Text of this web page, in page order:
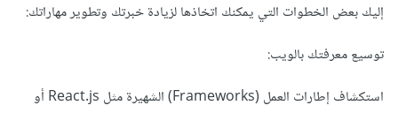
إليك بعض الخطوات التي يمكنك اتخاذها لزيادة خبرتك وتطوير مهاراتك:
توسيع معرفتك بالويب:
استكشاف إطارات العمل (Frameworks) الشهيرة مثل React.js أو